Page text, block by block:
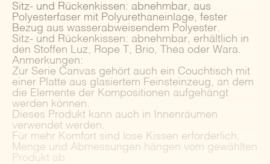
Sitz- und Rückenkissen: abnehmbar, aus
Polyesterfaser mit Polyurethaneinlage, fester
Bezug aus wasserabweisendem Polyester.
Sitz- und Rückenkissen: abnehmbar, erhältlich in
den Stoffen Luz, Rope T, Brio, Thea oder Wara.
Anmerkungen:
Zur Serie Canvas gehört auch ein Couchtisch mit
einer Platte aus glasiertem Feinsteinzeug, an dem
die Elemente der Kompositionen aufgehängt
werden können.
Dieses Produkt kann auch in Innenräumen
verwendet werden.
Für mehr Komfort sind lose Kissen erforderlich;
Menge und Abmessungen hängen vom gewählten
Produkt ab.